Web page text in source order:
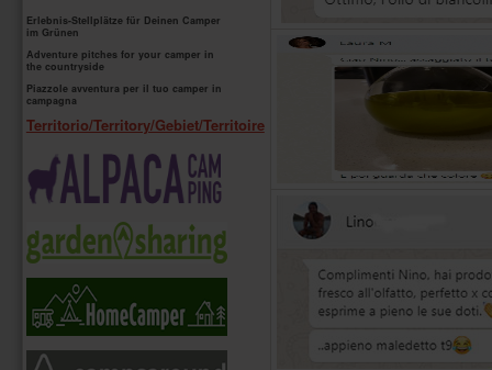
trovano
i
collegamenti
veloci
(navigazione
tramite
link
interni).
Ad
ogni
link
interno
è
associata
una
accesskey
(combinazione
di
tasti).
Erlebnis-Stellplätze für Deinen Camper
im Grünen
Adventure pitches for your camper in
the countryside
Piazzole avventura per il tuo camper in
campagna
Territorio/Territory/Gebiet/Territoire